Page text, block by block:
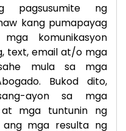
pagsusumite ng
kang pumapayag
komunikasyon
text, email at/o mga
mula sa mga
Bukod dito,
ayon sa mga
mga tuntunin ng
ang mga resulta ng